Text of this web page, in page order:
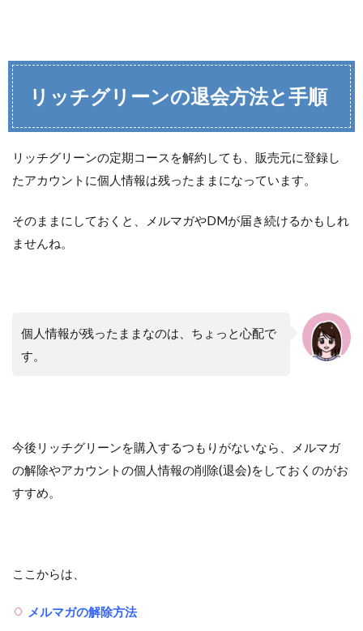
リッチグリーンの退会方法と手順
リッチグリーンの定期コースを解約しても、販売元に登録し
たアカウントに個人情報は残ったままになっています。
そのままにしておくと、メルマガやDMが届き続けるかもしれ
ませんね。
個人情報が残ったままなのは、ちょっと心配で
す。
今後リッチグリーンを購入するつもりがないなら、メルマガ
の解除やアカウントの個人情報の削除(退会)をしておくのがお
すすめ。
ここからは、
メルマガの解除方法